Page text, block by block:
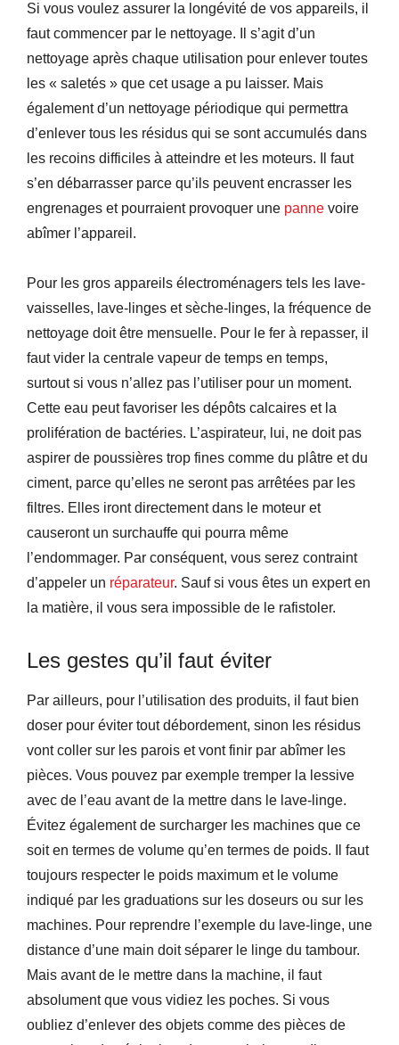
Si vous voulez assurer la longévité de vos appareils, il
faut commencer par le nettoyage. Il s’agit d’un
nettoyage après chaque utilisation pour enlever toutes
les « saletés » que cet usage a pu laisser. Mais
également d’un nettoyage périodique qui permettra
d’enlever tous les résidus qui se sont accumulés dans
les recoins difficiles à atteindre et les moteurs. Il faut
s’en débarrasser parce qu’ils peuvent encrasser les
engrenages et pourraient provoquer une panne voire
abîmer l’appareil.
Pour les gros appareils électroménagers tels les lave-
vaisselles, lave-linges et sèche-linges, la fréquence de
nettoyage doit être mensuelle. Pour le fer à repasser, il
faut vider la centrale vapeur de temps en temps,
surtout si vous n’allez pas l’utiliser pour un moment.
Cette eau peut favoriser les dépôts calcaires et la
prolifération de bactéries. L’aspirateur, lui, ne doit pas
aspirer de poussières trop fines comme du plâtre et du
ciment, parce qu’elles ne seront pas arrêtées par les
filtres. Elles iront directement dans le moteur et
causeront un surchauffe qui pourra même
l’endommager. Par conséquent, vous serez contraint
d’appeler un réparateur. Sauf si vous êtes un expert en
la matière, il vous sera impossible de le rafistoler.
Les gestes qu’il faut éviter
Par ailleurs, pour l’utilisation des produits, il faut bien
doser pour éviter tout débordement, sinon les résidus
vont coller sur les parois et vont finir par abîmer les
pièces. Vous pouvez par exemple tremper la lessive
avec de l’eau avant de la mettre dans le lave-linge.
Évitez également de surcharger les machines que ce
soit en termes de volume qu’en termes de poids. Il faut
toujours respecter le poids maximum et le volume
indiqué par les graduations sur les doseurs ou sur les
machines. Pour reprendre l’exemple du lave-linge, une
distance d’une main doit séparer le linge du tambour.
Mais avant de le mettre dans la machine, il faut
absolument que vous vidiez les poches. Si vous
oubliez d’enlever des objets comme des pièces de